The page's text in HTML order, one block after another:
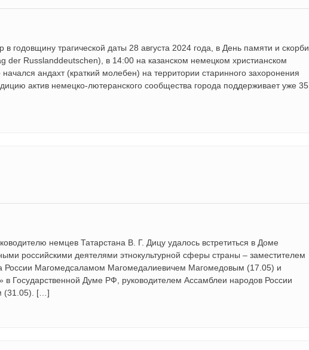
годовщину трагической даты 28 августа 2024 года, в День памяти и скорби
der Russlanddeutschen), в 14:00 на казанском немецком христианском
андахт (краткий молебен) на территории старинного захоронения
актив немецко-лютеранского сообщества города поддерживает уже 35
немцев Татарстана В. Г. Дицу удалось встретиться в Доме
российскими деятелями этнокультурной сферы страны – заместителем
России Магомедсаламом Магомедалиевичем Магомедовым (17.05) и
Государственной Думе РФ, руководителем Ассамблеи народов России
(31.05). […]